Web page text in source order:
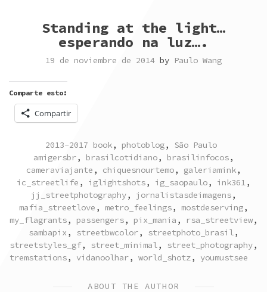
Standing at the light…
esperando na luz….
19 de noviembre de 2014 by Paulo Wang
Comparte esto:
Compartir
POSTED
IN
2013-2017 book, photoblog, São Paulo
amigersbr, brasilcotidiano, brasilinfocos,
cameraviajante , chiquesnourtemo, galeriamink,
ic_streetlife , iglightshots, ig_saopaulo, ink361,
jj_streetphotography, jornalistasdeimagens,
mafia_streetlove , metro_feelings, mostdeserving,
my_flagrants, passengers, pix_mania , rsa_streetview,
sambapix , streetbwcolor, streetphoto_brasil,
streetstyles_gf, street_minimal, street_photography,
tremstations, vidanoolhar, world_shotz, youmustsee
ABOUT THE AUTHOR